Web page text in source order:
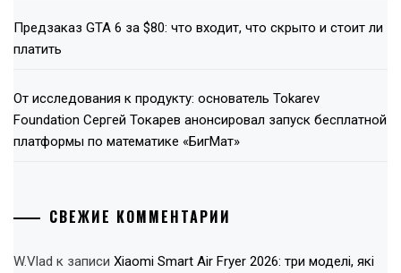
Предзаказ GTA 6 за $80: что входит, что скрыто и стоит ли
платить
От исследования к продукту: основатель Tokarev
Foundation Сергей Токарев анонсировал запуск бесплатной
платформы по математике «БигМат»
СВЕЖИЕ КОММЕНТАРИИ
W.Vlad к записи Xiaomi Smart Air Fryer 2026: три моделі, які